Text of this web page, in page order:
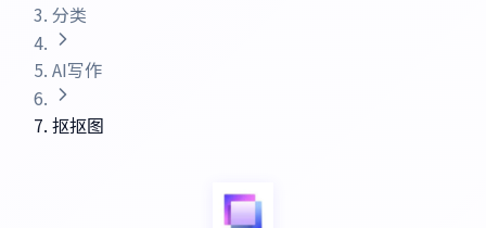
分类
AI写作
抠抠图